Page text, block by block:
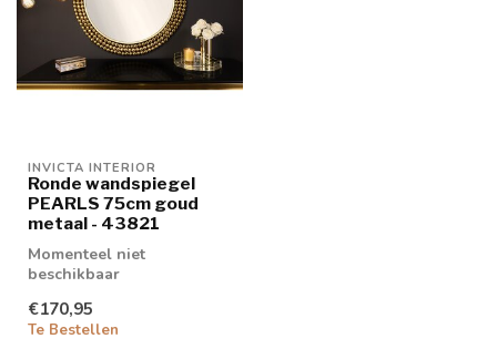
INVICTA INTERIOR
Ronde wandspiegel
PEARLS 75cm goud
metaal - 43821
Momenteel niet
beschikbaar
€170,95
Te Bestellen